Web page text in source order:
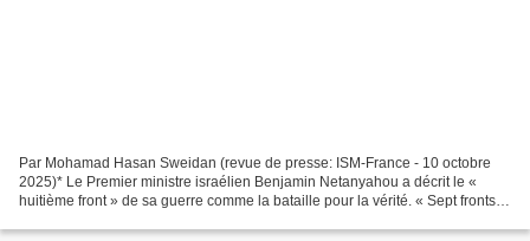
Par Mohamad Hasan Sweidan (revue de presse: ISM-France - 10 octobre
2025)* Le Premier ministre israélien Benjamin Netanyahou a décrit le «
huitième front » de sa guerre comme la bataille pour la vérité. « Sept fronts